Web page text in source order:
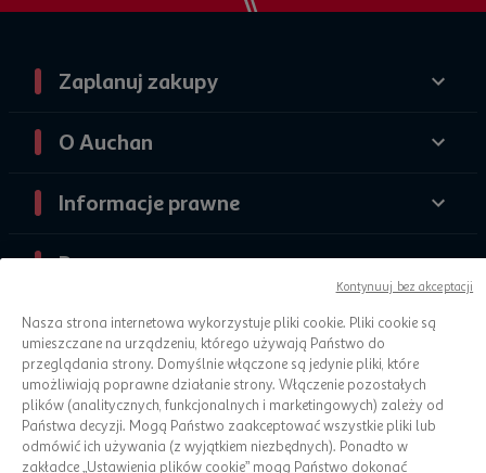
Zaplanuj zakupy
O Auchan
Informacje prawne
Pomoc
Nasza strona internetowa wykorzystuje pliki cookie. Pliki cookie są
umieszczane na urządzeniu, którego używają Państwo do
przeglądania strony. Domyślnie włączone są jedynie pliki, które
umożliwiają poprawne działanie strony. Włączenie pozostałych
plików (analitycznych, funkcjonalnych i marketingowych) zależy od
Państwa decyzji. Mogą Państwo zaakceptować wszystkie pliki lub
odmówić ich używania (z wyjątkiem niezbędnych). Ponadto w
zakładce „Ustawienia plików cookie” mogą Państwo dokonać
Kontynuuj bez akceptacji